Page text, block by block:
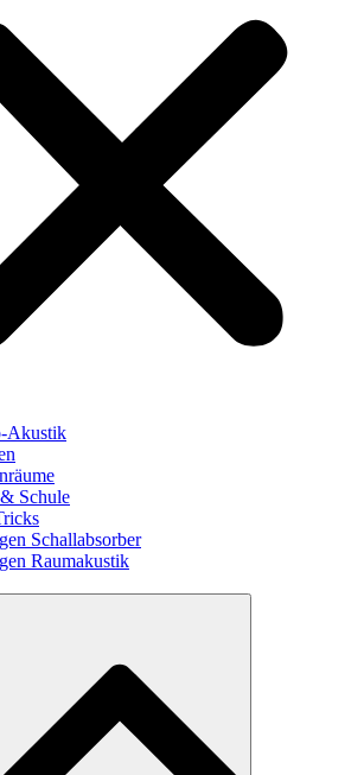
Akustik
Schule
Schallabsorber
Raumakustik